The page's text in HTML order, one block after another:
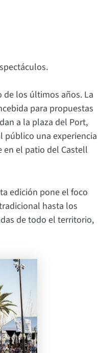
de los últimos años. La
para propuestas
a la plaza del Port,
público una experiencia
en el patio del Castell
edición pone el foco
hasta los
de todo el territorio,